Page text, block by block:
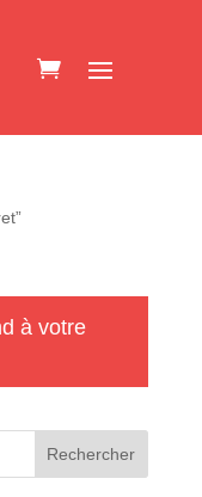
à votre
Rechercher